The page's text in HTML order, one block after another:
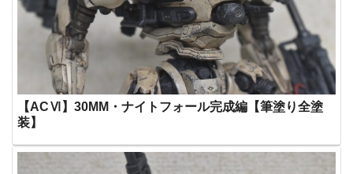
【ACⅥ】30MM・ナイトフォール完成編【筆塗り全塗
装】